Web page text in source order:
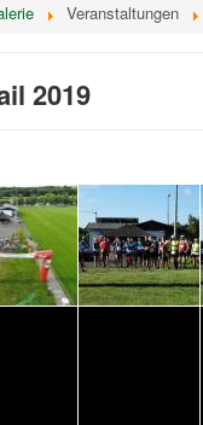
Veranstaltungen
2019